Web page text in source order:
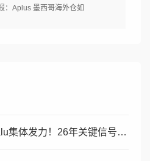
：Aplus 墨西哥海外仓如
美客多、亚马逊、Magalu集体发力！26年关键信号：平台让